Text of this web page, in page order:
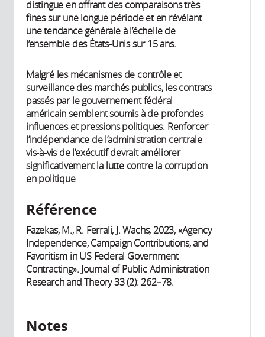
distingue en offrant des comparaisons très
fines sur une longue période et en révélant
une tendance générale à l’échelle de
l’ensemble des États-Unis sur 15 ans.
Malgré les mécanismes de contrôle et
surveillance des marchés publics, les contrats
passés par le gouvernement fédéral
américain semblent soumis à de profondes
influences et pressions politiques. Renforcer
l’indépendance de l’administration centrale
vis-à-vis de l’exécutif devrait améliorer
significativement la lutte contre la corruption
en politique
Référence
Fazekas, M., R. Ferrali, J. Wachs, 2023, «Agency
Independence, Campaign Contributions, and
Favoritism in US Federal Government
Contracting». Journal of Public Administration
Research and Theory 33 (2): 262–78.
Notes